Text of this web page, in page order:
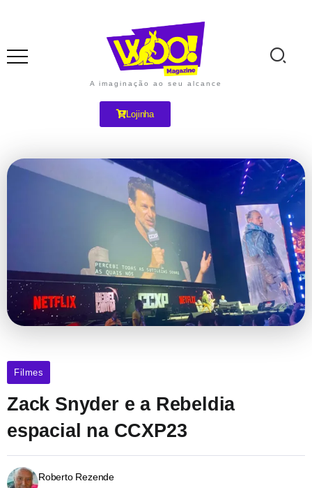
A imaginação ao seu alcance
Lojinha
Filmes
Zack Snyder e a Rebeldia
espacial na CCXP23
Roberto Rezende